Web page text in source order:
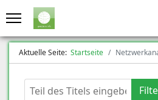
Aktuelle Seite: Startseite
Teil des Titels eingeben